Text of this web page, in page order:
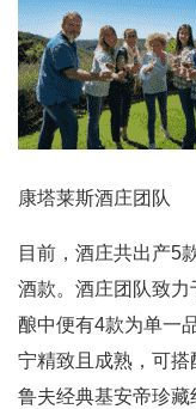
康塔莱斯酒庄团队
目前，酒庄共出产5
酒款。酒庄团队致
酿中便有4款为单一
宁精致且成熟，可
鲁夫经典基安帝珍